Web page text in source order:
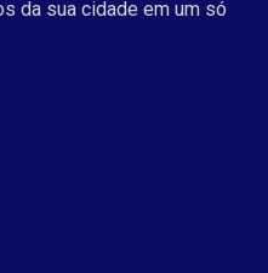
da sua cidade em um só